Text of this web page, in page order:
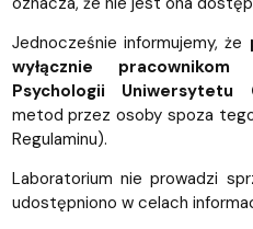
Jednocześnie informujemy, że
wyłącznie
Psychologii Uniwersytetu
metod przez osoby spoza
Regulaminu).
Laboratorium nie prowadzi
udostępniono w celach